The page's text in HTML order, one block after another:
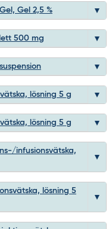
Gel 2,5 %
500 mg
lösning 5 g
lösning 5 g
infusionsvätska,
lösning 5